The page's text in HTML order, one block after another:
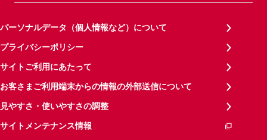
パーソナルデータ（個人情報など）について
プライバシーポリシー
サイトご利用にあたって
お客さまご利用端末からの情報の外部送信について
見やすさ・使いやすさの調整
サイトメンテナンス情報